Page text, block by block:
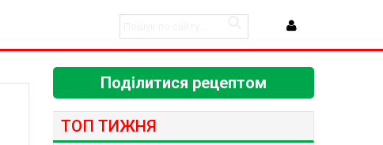
Поділитися рецептом
ТОП ТИЖНЯ